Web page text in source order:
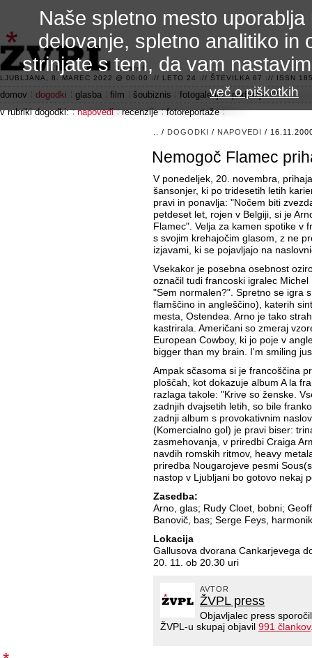
3.2 alfa R
LJUBLJANA, 8. MAREC 2022 @ 00:00 :// LETO 24 :// ŠTEVILKA 67 :// ISSN
domov dogodki glasba film šoubiznis fotogalerije
področje 42
v rubriki dogodki:
napovedi recenzije fotoreportaže
/ DOGODKI / NAPOVEDI /
Nemogoč Flamec
V ponedeljek, 20. novembra,
šansonjer, ki po tridesetih letih
pravi in ponavlja: "Nočem biti
petdeset let, rojen v Belgiji, si je
Flamec". Velja za kamen spotike v
s svojim krehajočim glasom, z ne
izjavami, ki se pojavljajo na
Vsekakor je posebna osebnost
označil tudi francoski igralec
"Sem normalen?". Spretno se igra
flamščino in angleščino), katerih
mesta, Ostendea. Arno je tako
kastrirala. Američani so zmeraj
European Cowboy, ki jo poje v
bigger than my brain. I'm smiling
Ampak sčasoma si je francoščina
ploščah, kot dokazuje album A la
razlaga takole: "Krive so ženske.
zadnjih dvajsetih letih, so bile
zadnji album s provokativnim
(Komercialno gol) je pravi biser:
zasmehovanja, v priredbi Craiga
navdih romskih ritmov, heavy
priredba Nougarojeve pesmi
nastop v Ljubljani bo gotovo nekaj
Zasedba:
Arno, glas; Rudy Cloet, bobni;
Banovič, bas; Serge Feys,
Lokacija
Gallusova dvorana Cankarjevega
20. 11. ob 20.30 uri
AVTOR
ŽVPL press
Objavljalec press
ŽVPL-u skupaj objavil 991 člankov
Naše spletno mesto
delovanje, spletno analitiko in
strinjate s tem, da vam
več o piškotkih